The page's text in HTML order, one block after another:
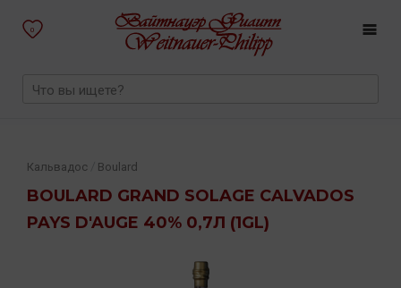
0
BOULARD GRAND SOLAGE CALVADOS
PAYS D'AUGE 40% 0,7Л (1GL)
Кальвадос Boulard